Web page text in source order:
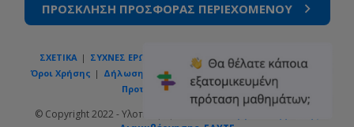
ΣΧΕΤΙΚΑ ΣΥΧΝΕΣ ΕΡΩΤΗΣΕΙΣ ΕΠΙΚΟΙΝΩΝΙΑ
GOV.GR
Όροι Χρήσης
Δήλωση Ιδιωτικότητας
Πολιτική Cookies
Προτιμήσεις Cookies
© Copyright 2022 - Υλοποίηση από το
ΠΡΟΣΚΛΗΣΗ ΠΡΟΣΦΟΡΑΣ ΠΕΡΙΕΧΟΜΕΝΟΥ